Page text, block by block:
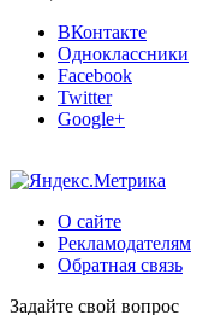
ВКонтакте
Одноклассники
Facebook
Twitter
Google+
О сайте
Рекламодателям
Обратная связь
Задайте свой вопрос